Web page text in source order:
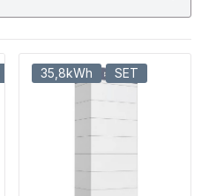
35,8kWh SET